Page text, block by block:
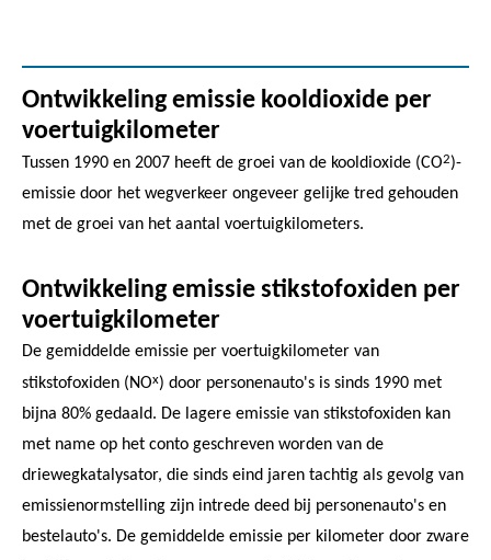
Ontwikkeling emissie kooldioxide per
voertuigkilometer
Tussen 1990 en 2007 heeft de groei van de kooldioxide (CO2)-
emissie door het wegverkeer ongeveer gelijke tred gehouden
met de groei van het aantal voertuigkilometers.
Ontwikkeling emissie stikstofoxiden per
voertuigkilometer
De gemiddelde emissie per voertuigkilometer van
stikstofoxiden (NOx) door personenauto's is sinds 1990 met
bijna 80% gedaald. De lagere emissie van stikstofoxiden kan
met name op het conto geschreven worden van de
driewegkatalysator, die sinds eind jaren tachtig als gevolg van
emissienormstelling zijn intrede deed bij personenauto's en
bestelauto's. De gemiddelde emissie per kilometer door zware